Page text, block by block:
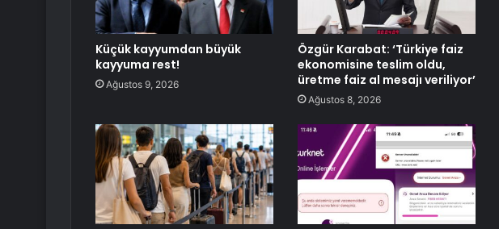
Küçük kayyumdan büyük
kayyuma rest!
Ağustos 9, 2026
Özgür Karabat: ‘Türkiye faiz
ekonomisine teslim oldu,
üretme faiz al mesajı veriliyor’
Ağustos 8, 2026